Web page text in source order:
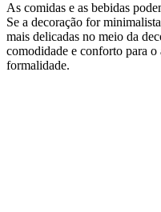
As comidas e as bebidas
Se a decoração for
mais delicadas no meio da
comodidade e conforto para o
formalidade.